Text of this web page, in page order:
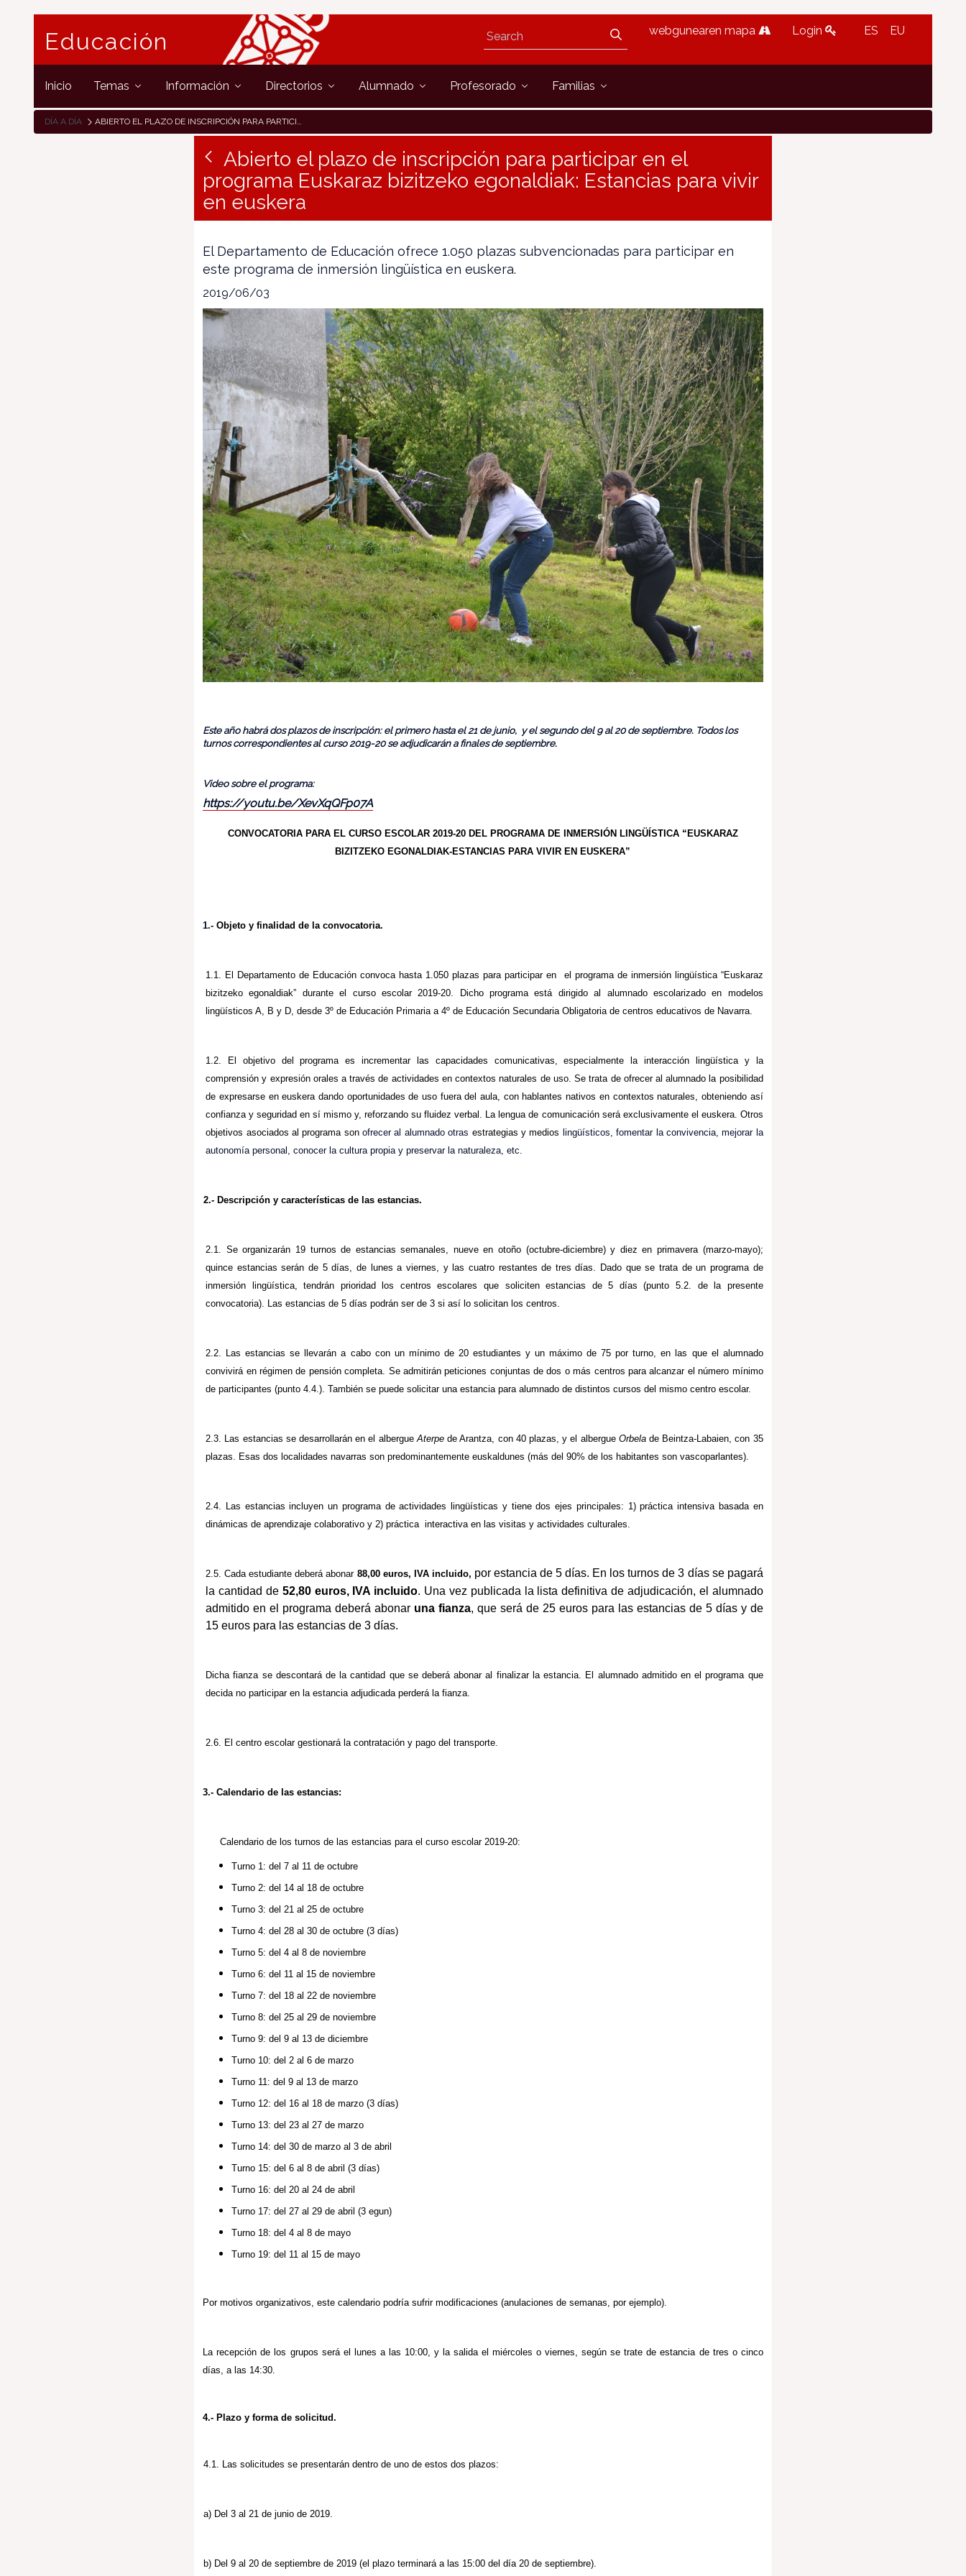
Educación webgunearen mapa Login ES EU
Inicio Temas Información Directorios Alumnado Profesorado Familias
DÍA A DÍA ABIERTO EL PLAZO DE INSCRIPCIÓN PARA PARTICIPAR EN EL PROGRAMA EUSKARAZ BIZITZEKO EGONALDIAK: ESTANCIAS PARA VIVIR EN EUSKERA
Abierto el plazo de inscripción para participar en el
programa Euskaraz bizitzeko egonaldiak: Estancias para vivir
en euskera
El Departamento de Educación ofrece 1.050 plazas subvencionadas para participar en
este programa de inmersión lingüística en euskera.
2019/06/03
Este año habrá dos plazos de inscripción: el primero hasta el 21 de junio, y el segundo del 9 al 20 de septiembre. Todos los
turnos correspondientes al curso 2019-20 se adjudicarán a finales de septiembre.
Video sobre el programa:
https://youtu.be/XevXqQFp07A
CONVOCATORIA PARA EL CURSO ESCOLAR 2019-20 DEL PROGRAMA DE INMERSIÓN LINGÜÍSTICA “EUSKARAZ
BIZITZEKO EGONALDIAK-ESTANCIAS PARA VIVIR EN EUSKERA”
1.-Objeto y finalidad de la convocatoria.
1.1. El Departamento de Educación convoca hasta 1.050 plazas para participar en el programa de inmersión lingüística “Euskaraz
bizitzeko egonaldiak” durante el curso escolar 2019-20. Dicho programa está dirigido al alumnado escolarizado en modelos
lingüísticos A, B y D, desde 3º de Educación Primaria a 4º de Educación Secundaria Obligatoria de centros educativos de Navarra.
1.2. El objetivo del programa es incrementar las capacidades comunicativas, especialmente la interacción lingüística y la
comprensión y expresión orales a través de actividades en contextos naturales de uso. Se trata de ofrecer al alumnado la posibilidad
de expresarse en euskera dando oportunidades de uso fuera del aula, con hablantes nativos en contextos naturales, obteniendo así
confianza y seguridad en sí mismo y, reforzando su fluidez verbal. La lengua de comunicación será exclusivamente el euskera. Otros
objetivos asociados al programa sonofrecer al alumnado otras estrategias y medios lingüísticos, fomentar la convivencia, mejorar la
autonomía personal, conocer la cultura propia y preservar la naturaleza, etc.
2.- Descripción y características de las estancias.
2.1. Se organizarán 19 turnos de estancias semanales, nueve en otoño (octubre-diciembre) y diez en primavera (marzo-mayo);
quince estancias serán de 5 días, de lunes a viernes, y las cuatro restantes de tres días. Dado que se trata de un programa de
inmersión lingüística, tendrán prioridad los centros escolares que soliciten estancias de 5 días (punto 5.2. de la presente
convocatoria). Las estancias de 5 días podrán ser de 3 si así lo solicitan los centros.
2.2. Las estancias se llevarán a cabo con un mínimo de 20 estudiantes y un máximo de 75 por turno, en las que el alumnado
convivirá en régimen de pensión completa. Se admitirán peticiones conjuntas de dos o más centros para alcanzar el número mínimo
de participantes (punto 4.4.). También se puede solicitar una estancia para alumnado de distintos cursos del mismo centro escolar.
2.3. Las estancias se desarrollarán en el albergue Aterpede Arantza, con 40 plazas, y el albergue Orbelade Beintza-Labaien, con 35
plazas. Esas dos localidades navarras son predominantemente euskaldunes (más del 90% de los habitantes son vascoparlantes).
2.4. Las estancias incluyen un programa de actividades lingüísticas y tiene dos ejes principales: 1) práctica intensiva basada en
dinámicas de aprendizaje colaborativo y 2) práctica interactiva en las visitas y actividades culturales.
2.5. Cada estudiante deberá abonar 88,00 euros, IVA incluido, por estancia de 5 días. En los turnos de 3 días se pagará
la cantidad de 52,80 euros, IVA incluido. Una vez publicada la lista definitiva de adjudicación, el alumnado
admitido en el programa deberá abonar una fianza, que será de 25 euros para las estancias de 5 días y de
15 euros para las estancias de 3 días.
Dicha fianza se descontará de la cantidad que se deberá abonar al finalizar la estancia. El alumnado admitido en el programa que
decida no participar en la estancia adjudicada perderá la fianza.
2.6. El centro escolar gestionará la contratación y pago del transporte.
3.- Calendario de las estancias:
Calendario de los turnos de las estancias para el curso escolar 2019-20:
Turno 1: del 7 al 11 de octubre
Turno 2: del 14 al 18 de octubre
Turno 3: del 21 al 25 de octubre
Turno 4: del 28 al 30 de octubre (3 días)
Turno 5: del 4 al 8 de noviembre
Turno 6: del 11 al 15 de noviembre
Turno 7: del 18 al 22 de noviembre
Turno 8: del 25 al 29 de noviembre
Turno 9: del 9 al 13 de diciembre
Turno 10: del 2 al 6 de marzo
Turno 11: del 9 al 13 de marzo
Turno 12: del 16 al 18 de marzo (3 días)
Turno 13: del 23 al 27 de marzo
Turno 14: del 30 de marzo al 3 de abril
Turno 15: del 6 al 8 de abril (3 días)
Turno 16: del 20 al 24 de abril
Turno 17: del 27 al 29 de abril (3 egun)
Turno 18: del 4 al 8 de mayo
Turno 19: del 11 al 15 de mayo
Por motivos organizativos, este calendario podría sufrir modificaciones (anulaciones de semanas, por ejemplo).
La recepción de los grupos será el lunes a las 10:00, y la salida el miércoles o viernes, según se trate de estancia de tres o cinco
días, a las 14:30.
4.- Plazo y forma de solicitud.
4.1. Las solicitudes se presentarán dentro de uno de estos dos plazos:
a) Del 3 al 21 de junio de 2019.
b) Del 9 al 20 de septiembre de 2019 (el plazo terminará a las 15:00 del día 20 de septiembre).